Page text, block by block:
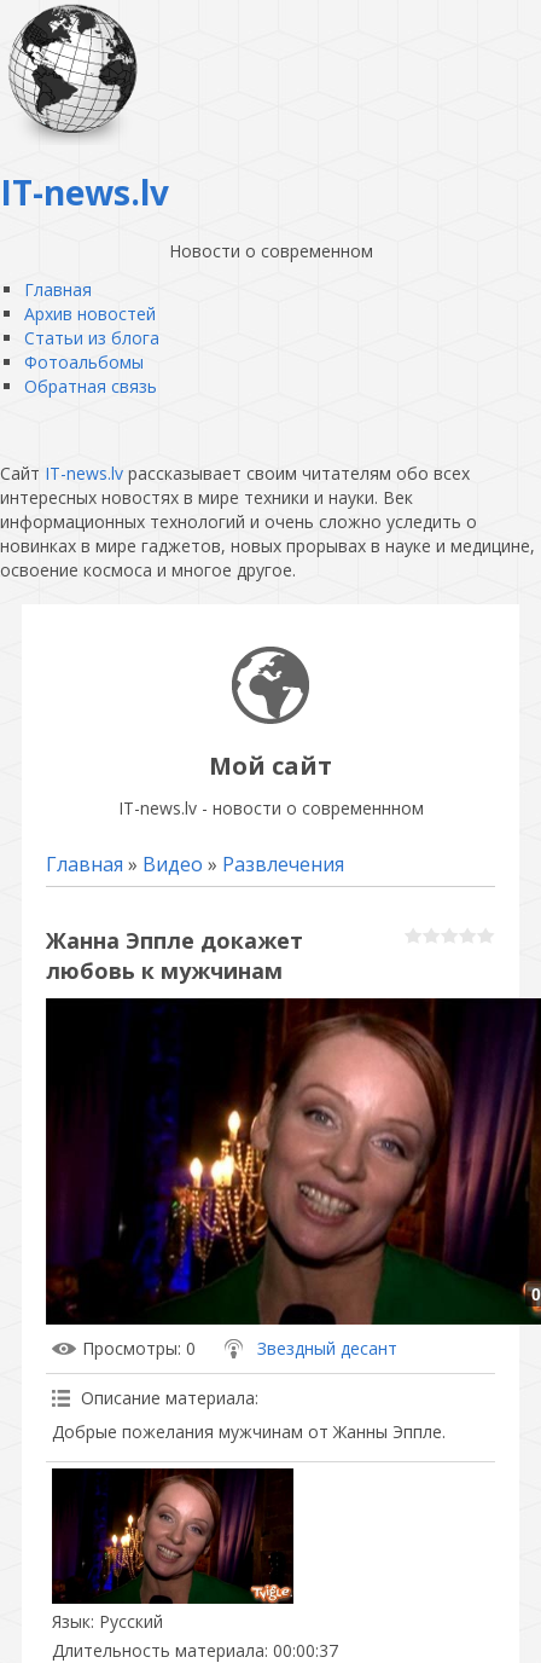
IT-news.lv
Новости о современном
Главная
Архив новостей
Статьи из блога
Фотоальбомы
Обратная связь
Сайт IT-news.lv рассказывает своим читателям обо всех
интересных новостях в мире техники и науки. Век
информационных технологий и очень сложно уследить о
новинках в мире гаджетов, новых прорывах в науке и медицине,
освоение космоса и многое другое.
Мой сайт
IT-news.lv - новости о современнном
Главная » Видео » Развлечения
Жанна Эппле докажет
любовь к мужчинам
Просмотры: 0 Звездный десант
Описание материала:
Добрые пожелания мужчинам от Жанны Эппле.
Язык: Русский
Длительность материала: 00:00:37